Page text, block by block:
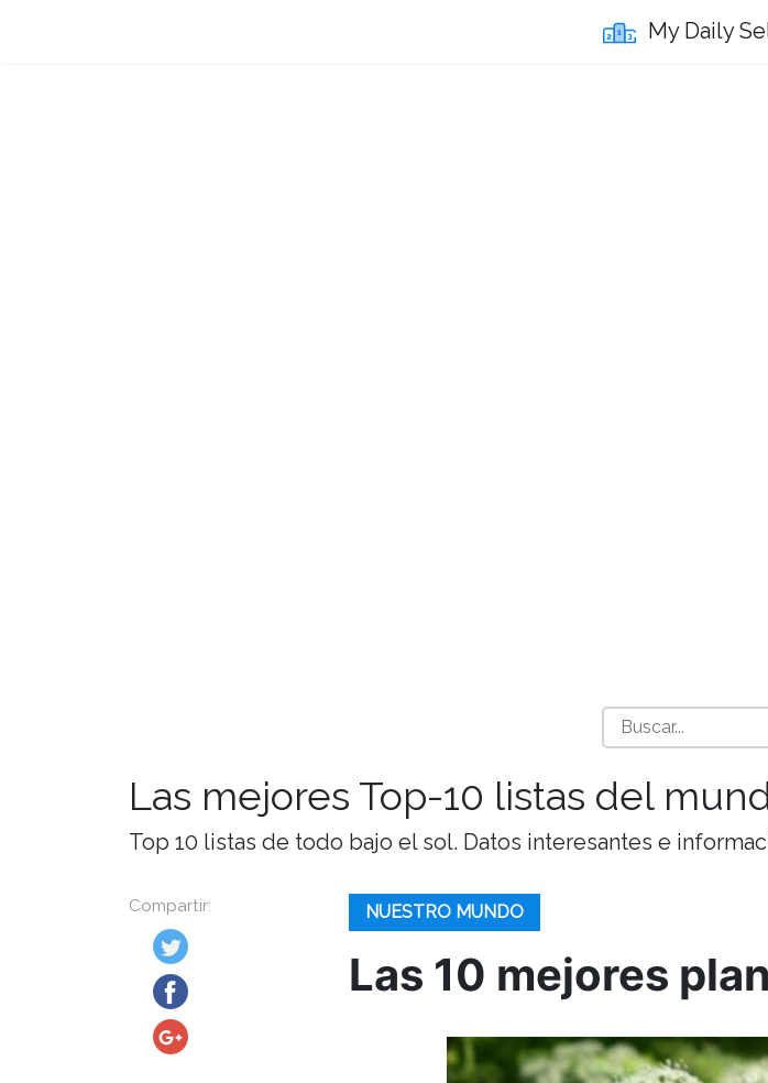
My Daily
Las mejores Top-10 listas del
Top 10 listas de todo bajo el sol. Datos interesantes e
Compartir: NUESTRO MUNDO
Las 10 mejores